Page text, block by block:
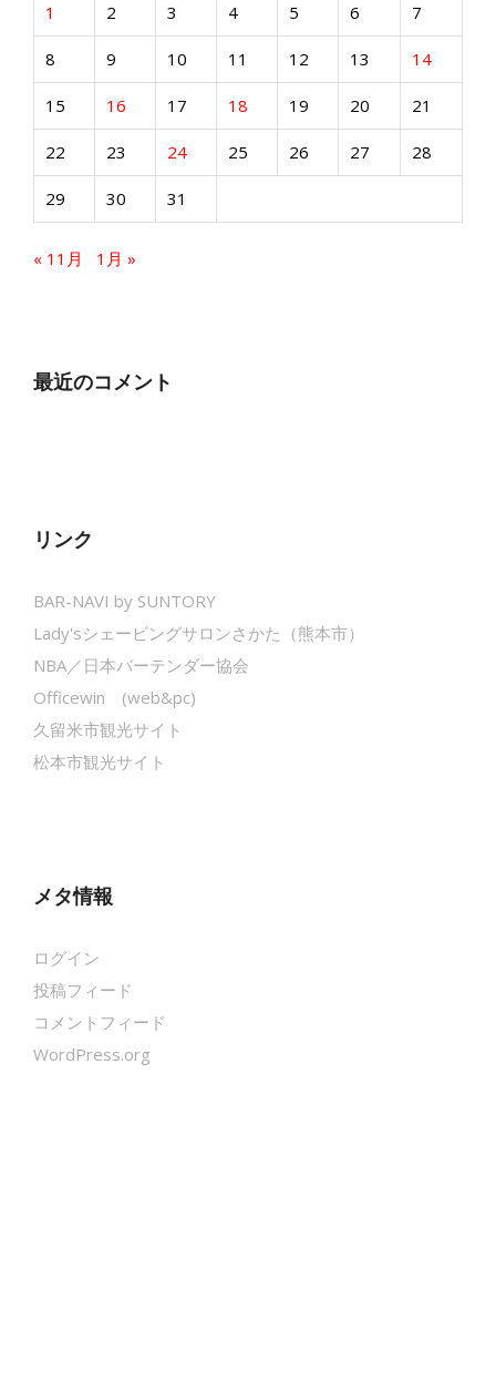
1 2 3 4 5 6 7
8 9 10 11 12 13 14
15 16 17 18 19 20 21
22 23 24 25 26 27 28
29 30 31
« 11月 1月 »
最近のコメント
リンク
BAR-NAVI by SUNTORY
Lady'sシェービングサロンさかた（熊本市）
NBA／日本バーテンダー協会
Officewin (web&pc)
久留米市観光サイト
松本市観光サイト
メタ情報
ログイン
投稿フィード
コメントフィード
WordPress.org